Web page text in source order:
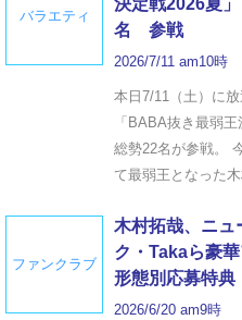
バラエティ
決定戦2026夏
名 参戦
2026/7/11 am10時
本日7/11（土）に
「BABA抜き最弱
総勢22名が参戦。
て最弱王となった
ファンクラブ
木村拓哉、ニュ
ク・Takaら豪
形態別応募特典
2026/6/20 am9時